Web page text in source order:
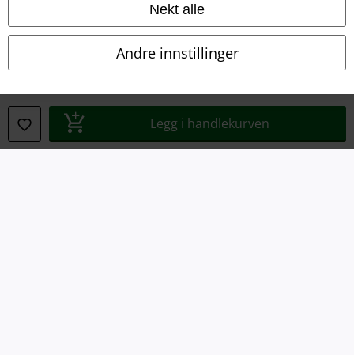
Nekt alle
Andre innstillinger
Legg i handlekurven
Impressum
Konfidensialitetserklæring
Avfallshåndtering og miljøbeskyttelse
Samsvarserklæring